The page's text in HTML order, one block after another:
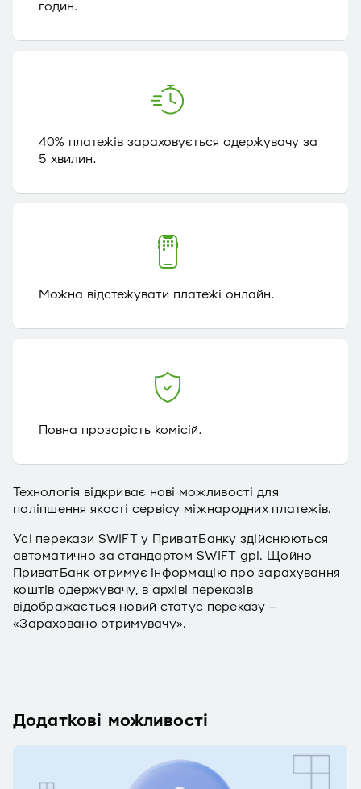
годин.
40% платежів зараховується одержувачу за
5 хвилин.
Можна відстежувати платежі онлайн.
Повна прозорість комісій.
Технологія відкриває нові можливості для
поліпшення якості сервісу міжнародних платежів.
Усі перекази SWIFT у ПриватБанку здійснюються
автоматично за стандартом SWIFT gpi. Щойно
ПриватБанк отримує інформацію про зарахування
коштів одержувачу, в архіві переказів
відображається новий статус переказу –
«Зараховано отримувачу».
Додаткові можливості